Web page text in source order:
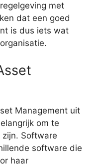
met
dat een goed
is dus iets wat
Management uit
om te
Software
software die
haar